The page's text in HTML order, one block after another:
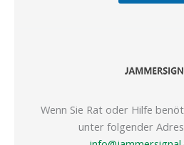
Wenn Sie Rat oder Hilfe
unter folgender